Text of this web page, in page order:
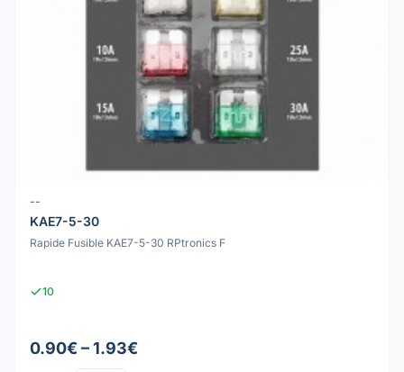
--
KAE7-5-30
Rapide Fusible KAE7-5-30 RPtronics F
10
0.90€ – 1.93€